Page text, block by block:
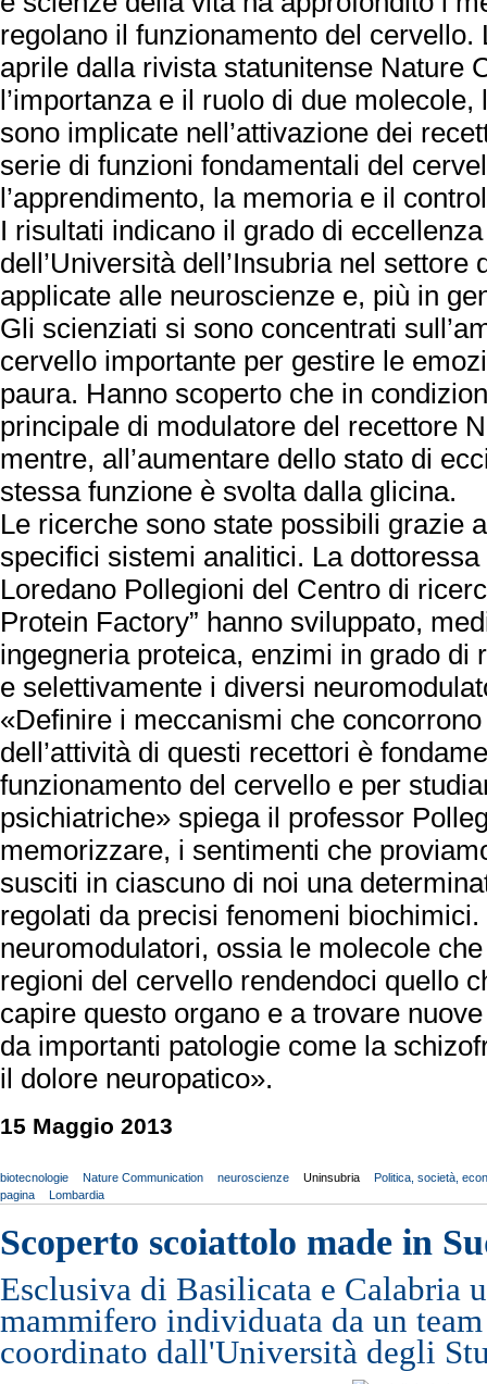
regolano il funzionamento del cervello.
aprile dalla rivista statunitense Nature
l’importanza e il ruolo di due
sono implicate nell’attivazione dei
serie di funzioni fondamentali del
l’apprendimento, la memoria e il
I risultati indicano il grado di
dell’Università dell’Insubria nel settore
applicate alle neuroscienze e, più in
Gli scienziati si sono concentrati
cervello importante per gestire le
paura. Hanno scoperto che in
principale di modulatore del recettore
mentre, all’aumentare dello stato di
stessa funzione è svolta dalla glicina.
Le ricerche sono state possibili grazie
specifici sistemi analitici. La
Loredano Pollegioni del Centro di
Protein Factory” hanno sviluppato,
ingegneria proteica, enzimi in grado di
e selettivamente i diversi
«Definire i meccanismi che
dell’attività di questi recettori è
funzionamento del cervello e per
psichiatriche» spiega il professor
memorizzare, i sentimenti che
susciti in ciascuno di noi una
regolati da precisi fenomeni
neuromodulatori, ossia le molecole
regioni del cervello rendendoci quello
capire questo organo e a trovare
da importanti patologie come la
il dolore neuropatico».
15 Maggio 2013
biotecnologie Nature Communication neuroscienze Uninsubria
Politica, società,
pagina
Lombardia
Scoperto scoiattolo made in
Esclusiva di Basilicata e Calabria
mammifero individuata da un
coordinato dall'Università degli